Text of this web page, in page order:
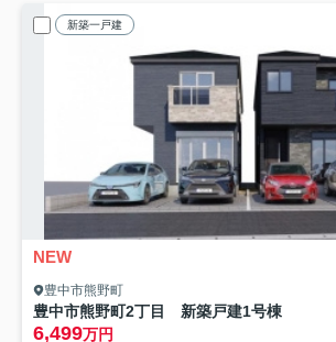
新築一戸建
NEW
豊中市熊野町
豊中市熊野町2丁目 新築戸建1号棟
6,499万円